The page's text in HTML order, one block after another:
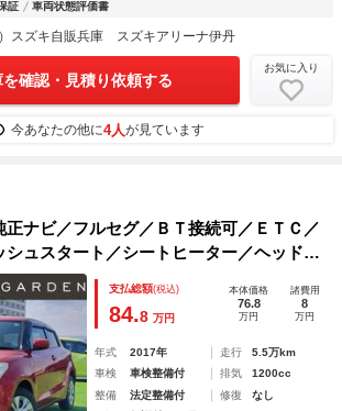
証 車両状態評価書
）スズキ自販兵庫 スズキアリーナ伊丹
を確認・見積り依頼する
お気に入り
今あなたの他に4人が見ています
ナビ／フルセグ／ＢＴ接続可／ＥＴＣ／
シュスタート／シートヒーター／ヘッドラ
ートエアコン／横滑り防止装置／ＡＢＳ
支払総額(税込)
84.8 万円
本体価格
76.8
万円
諸費用
8
万円
年式 2017年 走行
5.5万km
車検
車検整備付 排気
1200cc
整備
法定整備付 修復
なし